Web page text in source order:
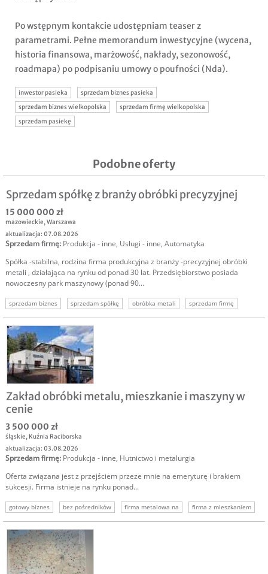
Po wstępnym kontakcie udostępniam teaser z
parametrami. Pełne memorandum inwestycyjne (wycena,
historia finansowa, marżowość, nakłady, sezonowość,
roadmapa) po podpisaniu umowy o poufności (Nda).
inwestor pasieka
sprzedam biznes pasieka
sprzedam biznes wielkopolska
sprzedam firmę wielkopolska
sprzedam pasiekę
Podobne oferty
Sprzedam spółkę z branży obróbki precyzyjnej
15 000 000 zł
mazowieckie,Warszawa
aktualizacja: 07.08.2026
Sprzedam firmę: Produkcja - inne, Usługi - inne, Automatyka
Spółka -stabilna, rodzina firma produkcyjna z branży -precyzyjnej obróbki
metali , działająca na rynku od ponad 30 lat. Przedsiębiorstwo posiada
nowoczesny park maszynowy (ponad 90...
sprzedam biznes sprzedam spółkę obróbka metali sprzedam firmę
Zakład obróbki metalu, mieszkanie i maszyny w
cenie
3 500 000 zł
śląskie, Kuźnia Raciborska
aktualizacja: 03.08.2026
Sprzedam firmę: Produkcja - inne, Hutnictwo i metalurgia
Oferta związana jest z przejściem przeze mnie na emeryturę i brakiem
sukcesji. Firma istnieje na rynku ponad...
gotowy biznes bez pośredników firma metalowa na
firma z mieszkaniem
firma obróbki metali
dochodowy biznes firma z tradycją